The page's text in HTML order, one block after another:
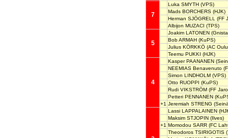
7
Luka SMYTH (VPS)
Mads BORCHERS (HJK)
Herman SJÖGRELL
(FF
Albijon MUZACI (TPS)
5
Joakim LATONEN
Bob ARMAH (KuPS)
Julius KÖRKKÖ (AC
Teemu PUKKI (HJK)
4
Kasper PAANANEN
NEEMIAS Benavenuto
Simon LINDHOLM (VPS)
Otto RUOPPI (KuPS)
Rudi VIKSTRÖM (FF
Petteri PENNANEN
+1 Jeremiah STRENG
Lassi LAPPALAINEN
Maksim STJOPIN (Ilves)
+1 Momodou SARR (FC
Theodoros TSIRIGOTIS